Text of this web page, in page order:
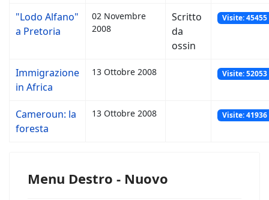
"Lodo Alfano"
a Pretoria
02 Novembre
2008
Scritto
da
ossin
Visite: 45455
Immigrazione
in Africa
13 Ottobre 2008 Visite: 52053
Cameroun: la
foresta
13 Ottobre 2008 Visite: 41936
Menu Destro - Nuovo